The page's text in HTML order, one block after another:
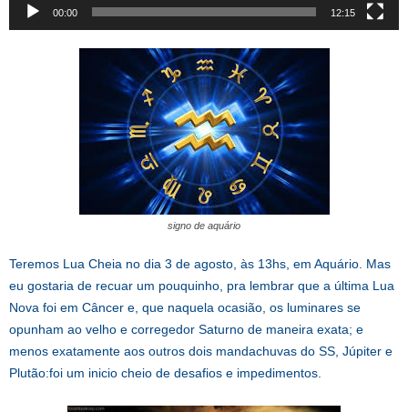
00:00 12:15
signo de aquário
Teremos Lua Cheia no dia 3 de agosto, às 13hs, em Aquário. Mas
eu gostaria de recuar um pouquinho, pra lembrar que a última Lua
Nova foi em Câncer e, que naquela ocasião, os luminares se
opunham ao velho e corregedor Saturno de maneira exata; e
menos exatamente aos outros dois mandachuvas do SS, Júpiter e
Plutão:foi um inicio cheio de desafios e impedimentos.